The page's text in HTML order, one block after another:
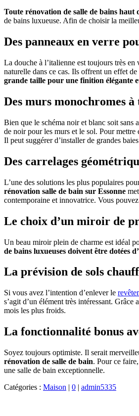
Toute rénovation de salle de bains haut
de bains luxueuse. Afin de choisir la
Des panneaux en verre
La douche à l’italienne est toujours très
naturelle dans ce cas. Ils offrent un effet de
grande taille pour une finition élégante
Des murs monochromes à
Bien que le schéma noir et blanc soit sans
de noir pour les murs et le sol. Pour
Il peut suggérer d’installer de grandes
Des carrelages
L’une des solutions les plus populaires
rénovation salle de bain sur Essonne
contemporaine et innovatrice. Vous
Le choix d’un miroir de
Un beau miroir plein de charme est idéal
de bains luxueuses doivent être dotées
La prévision de sols
Si vous avez l’intention d’enlever le
s’agit d’un élément très intéressant.
mois les plus froids.
La fonctionnalité bonus
Soyez toujours optimiste. Il serait
rénovation de salle de bain. Pour ce
une salle de bain exceptionnelle.
Catégories : Maison | 0 | admin5335